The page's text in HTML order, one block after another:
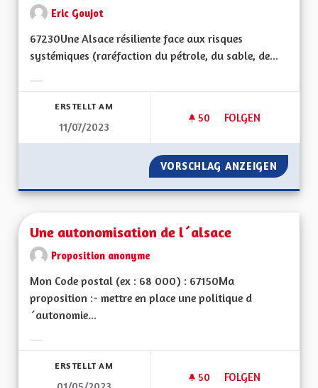
Eric Goujot
67230Une Alsace résiliente face aux risques
systémiques (raréfaction du pétrole, du sable, de...
ERSTELLT AM
11/07/2023
50 50 FOLLOWER
FOLGEN
UNE ALSACE
VORSCHLAG ANZEIGEN UNE
Une autonomisation de l´alsace
Proposition anonyme
Mon Code postal (ex : 68 000) : 67150Ma
proposition :- mettre en place une politique d
´autonomie...
ERSTELLT AM
50 50 FOLLOWER
FOLGEN